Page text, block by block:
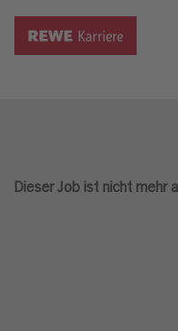
Dieser Job ist nicht mehr